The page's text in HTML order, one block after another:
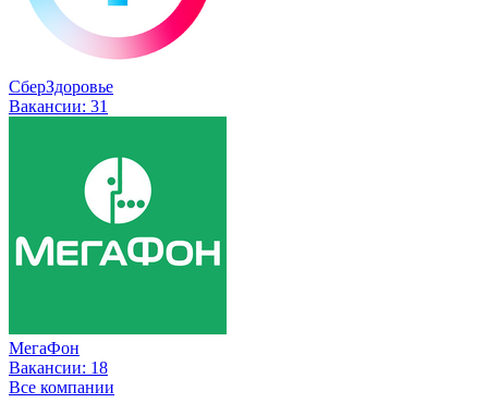
СберЗдоровье
Вакансии: 31
МегаФон
Вакансии: 18
Все компании